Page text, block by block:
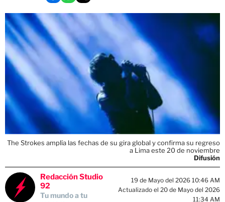
The Strokes amplía las fechas de su gira global y confirma su regreso
a Lima este 20 de noviembre
Difusión
Redacción Studio
92
Tu mundo a tu
19 de Mayo del 2026 10:46 AM
Actualizado el 20 de Mayo del 2026
11:34 AM